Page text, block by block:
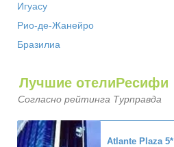
Игуасу
Рио-де-Жанейро
Бразилиа
Лучшие отелиРесифи
Согласно рейтинга Турправда
Atlante Plaza 5*